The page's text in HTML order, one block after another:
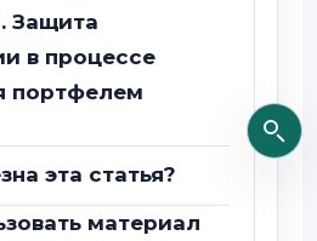
Защита
в процессе
портфелем
эта статья?
материал